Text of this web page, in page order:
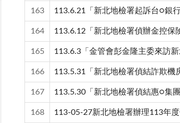
163 113.6.21「新北地檢署起訴台○銀
164 113.6.12「新北地檢署偵辦金控保
165 113.6.3「金管會彭金隆主委來訪
166 113.5.31「新北地檢署偵結詐欺機
167 113.5.30「新北地檢署偵結惠○集
168 113-05-27新北地檢署辦理113年